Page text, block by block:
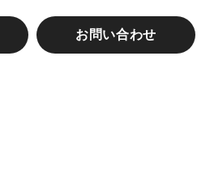
お問い合わせ